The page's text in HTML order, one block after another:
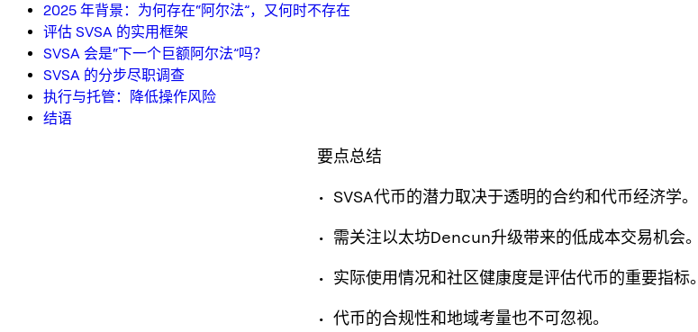
2025 年背景：为何存在“阿尔法”，又何时不存在
评估 SVSA 的实用框架
SVSA 会是“下一个巨额阿尔法”吗？
SVSA 的分步尽职调查
执行与托管：降低操作风险
结语
要点总结
• SVSA代币的潜力取决于透明的合约和代币经济学。
• 需关注以太坊Dencun升级带来的低成本交易机会。
• 实际使用情况和社区健康度是评估代币的重要指标。
• 代币的合规性和地域考量也不可忽视。